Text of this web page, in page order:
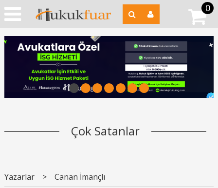
0
1 2 3 4 5 6 7
Çok Satanlar
Yazarlar > Canan İmançlı